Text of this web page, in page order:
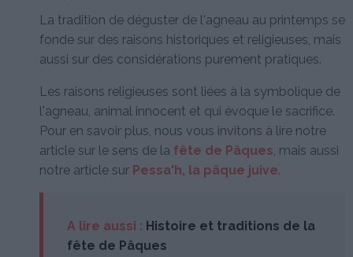
La tradition de déguster de l'agneau au printemps se
fonde sur des raisons historiques et religieuses, mais
aussi sur des considérations purement pratiques.
Les raisons religieuses sont liées à la symbolique de
l'agneau, animal innocent et qui évoque le sacrifice.
Pour en savoir plus, nous vous invitons à lire notre
article sur le sens de la fête de Pâques , mais aussi
notre article sur Pessa'h, la pâque juive.
A lire aussi : Histoire et traditions de la
fête de Pâques